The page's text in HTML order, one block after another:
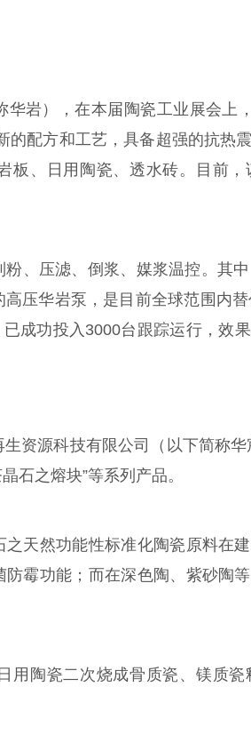
岩），在本届陶瓷工业展会上
的配方和工艺，具备超强的抗热
板、日用陶瓷、透水砖。目前
、压滤、倒浆、媒浆温控。其
压华岩泵，是目前全球范围内
成功投入3000台跟踪运行，效
资源科技有限公司（以下简称
石之熔块”等系列产品。
天然功能性标准化陶瓷原料在
霉功能；而在深色陶、紫砂陶
用陶瓷二次烧成骨质瓷、镁质